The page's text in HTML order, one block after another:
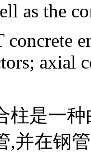
as the
concrete
; axial
柱是一
,并在钢